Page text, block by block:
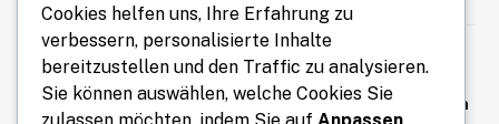
Online-Magazin mit aktuellen
Berichten, Interviews, Reportagen
und informativen Hintergrundartikeln
Cookies helfen uns, Ihre Erfahrung zu
verbessern, personalisierte Inhalte
bereitzustellen und den Traffic zu analysieren.
Sie können auswählen, welche Cookies Sie